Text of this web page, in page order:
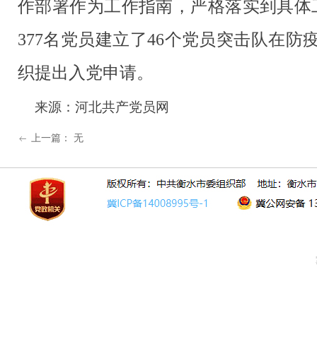
作部署作为工作指南，严格落实到具
377名党员建立了46个党员突击队在防
织提出入党申请。
来源： 河北共产党员网
ꂃ 上一篇： 无